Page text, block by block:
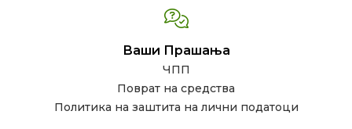
Ваши Прашања
ЧПП
Поврат на средства
Политика на заштита на лични податоци